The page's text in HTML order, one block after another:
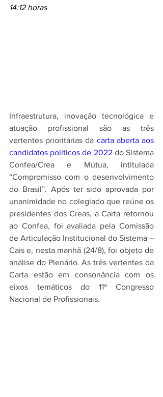
14:12 horas
Infraestrutura, inovação tecnológica e
atuação profissional são as três
vertentes prioritárias da carta aberta aos
candidatos políticos de 2022 do Sistema
Confea/Crea e Mútua, intitulada
“Compromisso com o desenvolvimento
do Brasil”. Após ter sido aprovada por
unanimidade no colegiado que reúne os
presidentes dos Creas, a Carta retornou
ao Confea, foi avaliada pela Comissão
de Articulação Institucional do Sistema –
Cais e, nesta manhã (24/8), foi objeto de
análise do Plenário. As três vertentes da
Carta estão em consonância com os
eixos temáticos do 11º Congresso
Nacional de Profissionais.